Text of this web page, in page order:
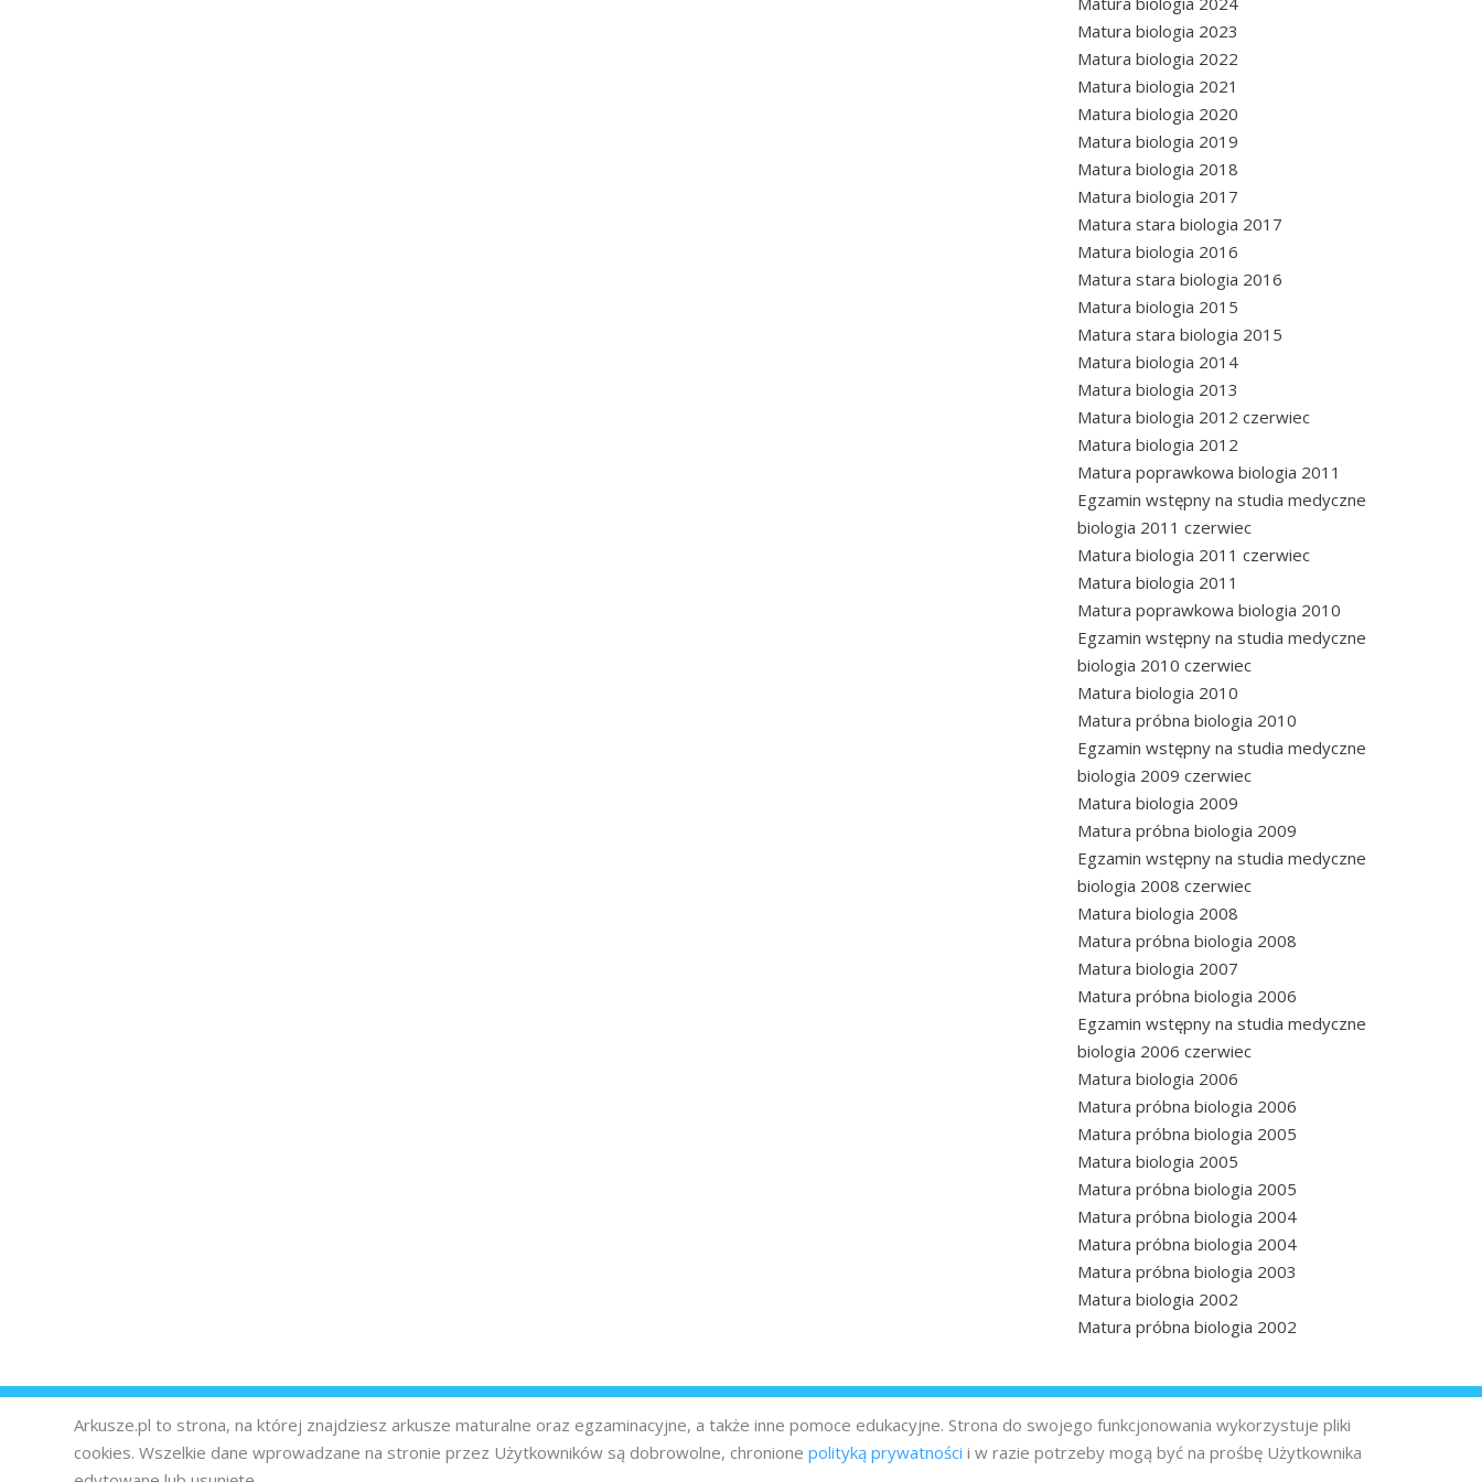
Matura biologia 2023
Matura biologia 2022
Matura biologia 2021
Matura biologia 2020
Matura biologia 2019
Matura biologia 2018
Matura biologia 2017
Matura stara biologia 2017
Matura biologia 2016
Matura stara biologia 2016
Matura biologia 2015
Matura stara biologia 2015
Matura biologia 2014
Matura biologia 2013
Matura biologia 2012 czerwiec
Matura biologia 2012
Matura poprawkowa biologia 2011
Egzamin wstępny na studia medyczne
biologia 2011 czerwiec
Matura biologia 2011 czerwiec
Matura biologia 2011
Matura poprawkowa biologia 2010
Egzamin wstępny na studia medyczne
biologia 2010 czerwiec
Matura biologia 2010
Matura próbna biologia 2010
Egzamin wstępny na studia medyczne
biologia 2009 czerwiec
Matura biologia 2009
Matura próbna biologia 2009
Egzamin wstępny na studia medyczne
biologia 2008 czerwiec
Matura biologia 2008
Matura próbna biologia 2008
Matura biologia 2007
Matura próbna biologia 2006
Egzamin wstępny na studia medyczne
biologia 2006 czerwiec
Matura biologia 2006
Matura próbna biologia 2006
Matura próbna biologia 2005
Matura biologia 2005
Matura próbna biologia 2005
Matura próbna biologia 2004
Matura próbna biologia 2004
Matura próbna biologia 2003
Matura biologia 2002
Matura próbna biologia 2002
Arkusze.pl to strona, na której znajdziesz arkusze maturalne oraz egzaminacyjne, a także inne pomoce edukacyjne. Strona do swojego funkcjonowania wykorzystuje pliki
cookies. Wszelkie dane wprowadzane na stronie przez Użytkowników są dobrowolne, chronione polityką prywatności i w razie potrzeby mogą być na prośbę Użytkownika